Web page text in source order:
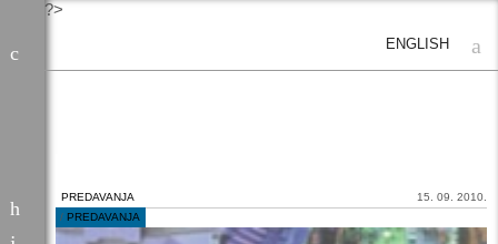
?>
ENGLISH
PREDAVANJA
/ PREDAVANJA
15. 09. 2010.